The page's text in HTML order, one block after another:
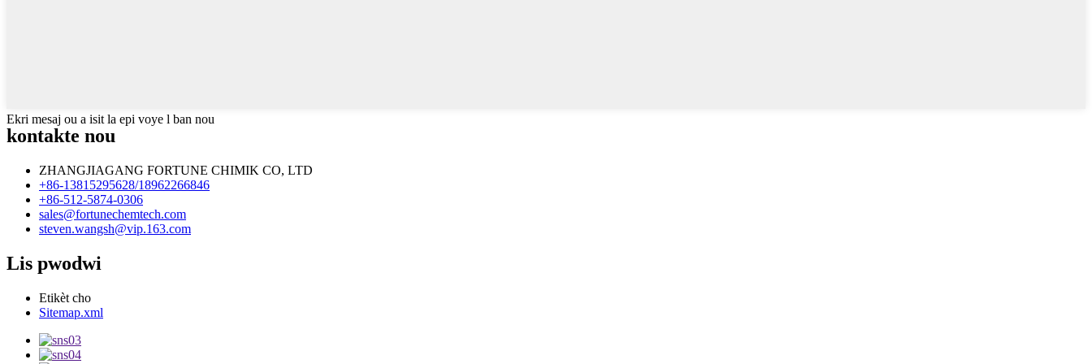
Ekri mesaj ou a isit la epi voye l ban nou
kontakte nou
ZHANGJIAGANG FORTUNE CHIMIK CO, LTD
+86-13815295628/18962266846
+86-512-5874-0306
sales@fortunechemtech.com
steven.wangsh@vip.163.com
Lis pwodwi
Etikèt cho
Sitemap.xml